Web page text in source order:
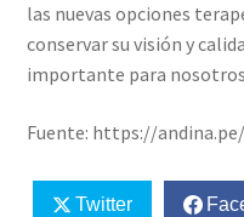
las nuevas opciones
conservar su visión y
importante para
Fuente: https://andina.pe/
Twitter